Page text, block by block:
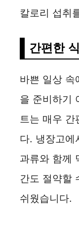
칼로리 섭취
간편한
바쁜 일상 속
을 준비하기
트는 매우 간
다. 냉장고에
과류와 함께
간도 절약할
쉬웠습니다.